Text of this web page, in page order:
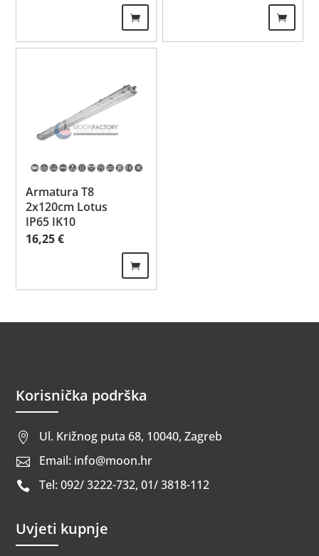
Armatura T8
2x120cm Lotus
IP65 IK10
16,25€
Korisnička podrška
 Ul. Križnog puta 68, 10040, Zagreb
 Email: info@moon.hr
 Tel: 092/ 3222-732, 01/ 3818-112
Uvjeti kupnje